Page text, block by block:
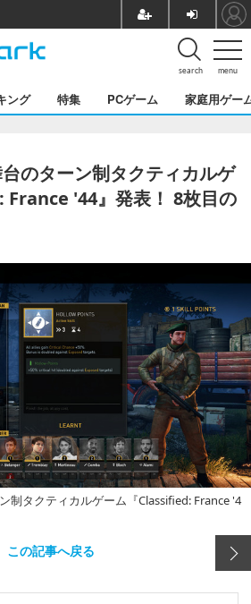
menu
search
ング 特集 PCゲーム 家庭用ゲー
のターン制タクティカルゲ
'44』発表！ 8枚目の
制タクティカルゲーム『Classified: France '4
この記事へ戻る